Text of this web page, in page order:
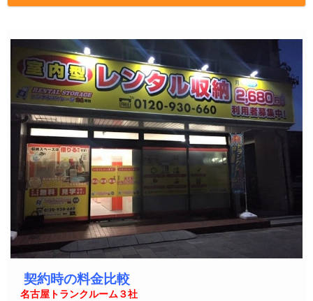
契約時の料金比較
名古屋トランクルーム３社